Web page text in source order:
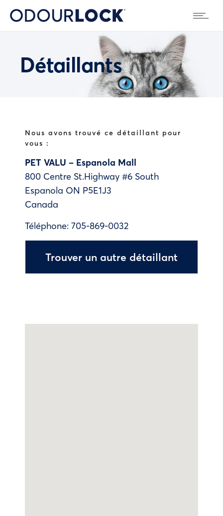
Détaillants
Nous avons trouvé ce détaillant pour
vous :
PET VALU – Espanola Mall
800 Centre St.Highway #6 South
Espanola ON P5E1J3
Canada
Téléphone: 705-869-0032
Trouver un autre détaillant